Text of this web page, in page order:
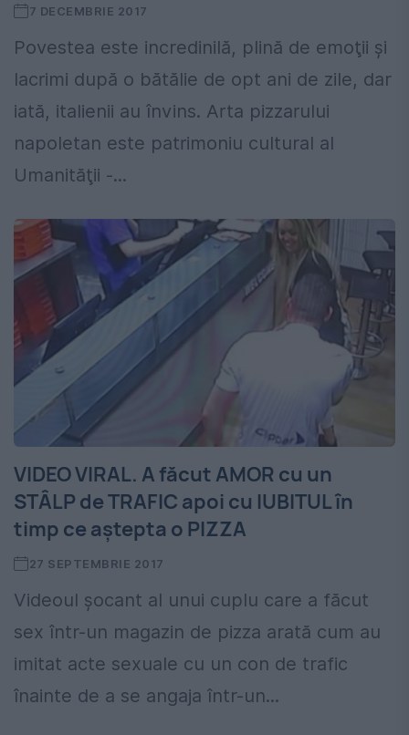
7 DECEMBRIE 2017
Povestea este incredinilă, plină de emoţii şi
lacrimi după o bătălie de opt ani de zile, dar
iată, italienii au învins. Arta pizzarului
napoletan este patrimoniu cultural al
Umanităţii -...
VIDEO VIRAL. A făcut AMOR cu un
STÂLP de TRAFIC apoi cu IUBITUL în
timp ce aștepta o PIZZA
27 SEPTEMBRIE 2017
Videoul șocant al unui cuplu care a făcut
sex într-un magazin de pizza arată cum au
imitat acte sexuale cu un con de trafic
înainte de a se angaja într-un...